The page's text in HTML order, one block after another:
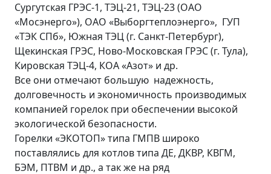
Сургутская ГРЭС-1, ТЭЦ-21, ТЭЦ-23 (ОАО
«Мосэнерго»), ОАО «Выборгтеплоэнерго», ГУП
«ТЭК СПб», Южная ТЭЦ (г. Санкт-Петербург),
Щекинская ГРЭС, Ново-Московская ГРЭС (г. Тула),
Кировская ТЭЦ-4, КОА «Азот» и др.
Все они отмечают большую надежность,
долговечность и экономичность производимых
компанией горелок при обеспечении высокой
экологической безопасности.
Горелки «ЭКОТОП» типа ГМПВ широко
поставлялись для котлов типа ДЕ, ДКВР, КВГМ,
БЭМ, ПТВМ и др., а так же на ряд